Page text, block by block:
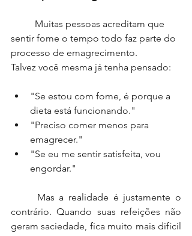
sentir fome o tempo todo faz parte do
processo de emagrecimento.
Talvez você mesma já tenha pensado:
"Se estou com fome, é porque a
dieta está funcionando."
"Preciso comer menos para
emagrecer."
"Se eu me sentir satisfeita, vou
engordar."
contrário. Quando suas refeições não
geram saciedade, fica muito mais difícil